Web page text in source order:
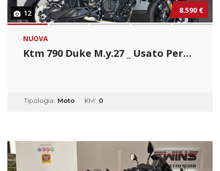
12 8.590 €
NUOVA
Ktm 790 Duke M.y.27 _ Usato Permutabile
Tipologia: Moto KM: 0